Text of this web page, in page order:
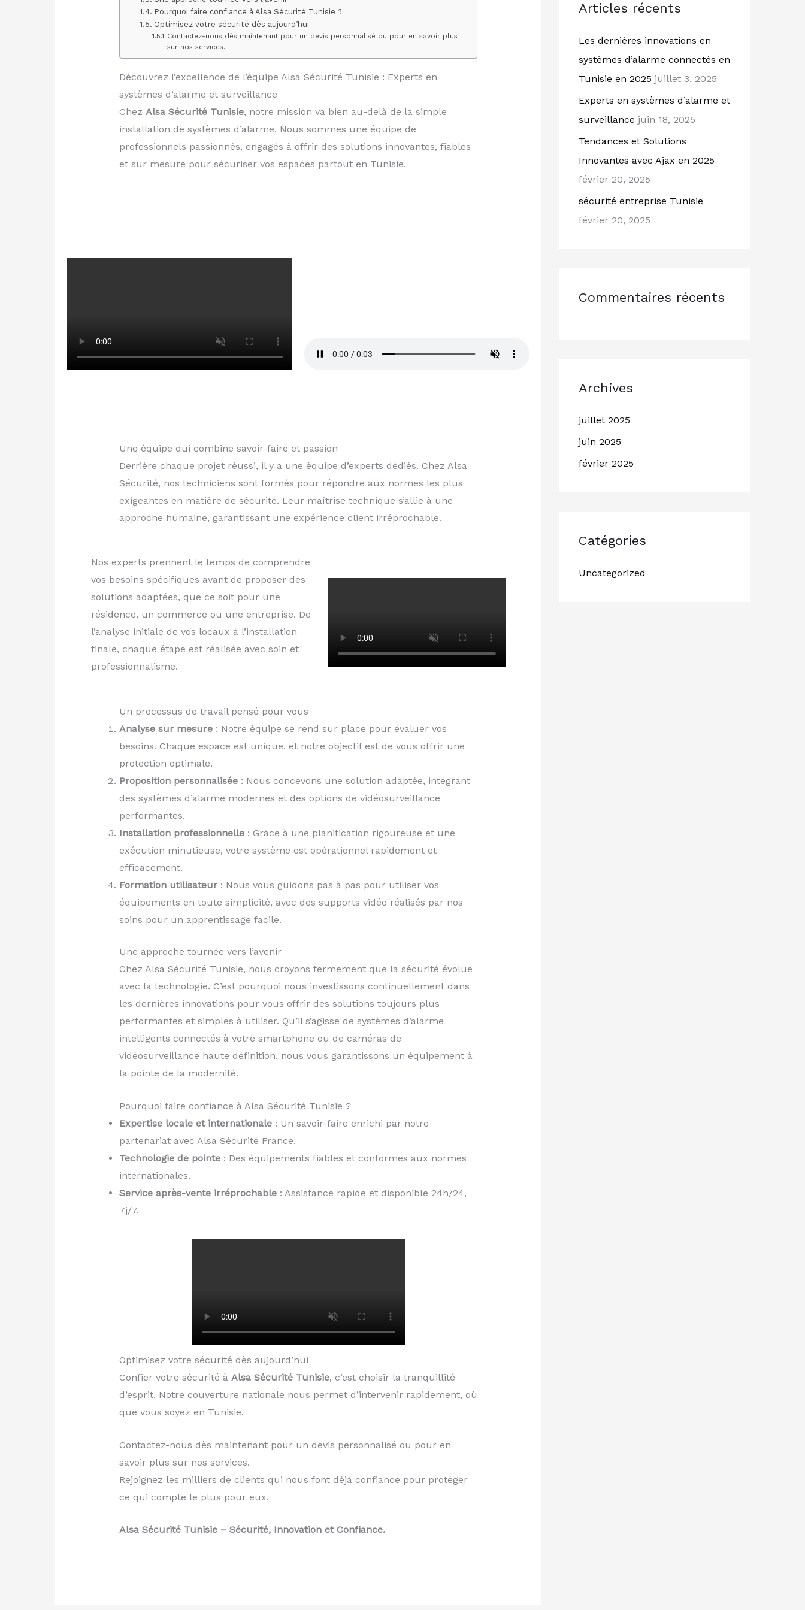
Pourquoi faire confiance à Alsa Sécurité Tunisie ?
Optimisez votre sécurité dès aujourd’hui
Contactez-nous dès maintenant pour un devis personnalisé ou pour en savoir plus
sur nos services.
Découvrez l’excellence de l’équipe Alsa Sécurité Tunisie : Experts en
systèmes d’alarme et surveillance
Chez Alsa Sécurité Tunisie, notre mission va bien au-delà de la simple
installation de systèmes d’alarme. Nous sommes une équipe de
professionnels passionnés, engagés à offrir des solutions innovantes, fiables
et sur mesure pour sécuriser vos espaces partout en Tunisie.
Une équipe qui combine savoir-faire et passion
Derrière chaque projet réussi, il y a une équipe d’experts dédiés. Chez Alsa
Sécurité, nos techniciens sont formés pour répondre aux normes les plus
exigeantes en matière de sécurité. Leur maîtrise technique s’allie à une
approche humaine, garantissant une expérience client irréprochable.
Nos experts prennent le temps de comprendre
vos besoins spécifiques avant de proposer des
solutions adaptées, que ce soit pour une
résidence, un commerce ou une entreprise. De
l’analyse initiale de vos locaux à l’installation
finale, chaque étape est réalisée avec soin et
professionnalisme.
Un processus de travail pensé pour vous
Analyse sur mesure: Notre équipe se rend sur place pour évaluer vos
besoins. Chaque espace est unique, et notre objectif est de vous offrir une
protection optimale.
Proposition personnalisée: Nous concevons une solution adaptée, intégrant
des systèmes d’alarme modernes et des options de vidéosurveillance
performantes.
Installation professionnelle: Grâce à une planification rigoureuse et une
exécution minutieuse, votre système est opérationnel rapidement et
efficacement.
Formation utilisateur: Nous vous guidons pas à pas pour utiliser vos
équipements en toute simplicité, avec des supports vidéo réalisés par nos
soins pour un apprentissage facile.
Une approche tournée vers l’avenir
Chez Alsa Sécurité Tunisie, nous croyons fermement que la sécurité évolue
avec la technologie. C’est pourquoi nous investissons continuellement dans
les dernières innovations pour vous offrir des solutions toujours plus
performantes et simples à utiliser. Qu’il s’agisse de systèmes d’alarme
intelligents connectés à votre smartphone ou de caméras de
vidéosurveillance haute définition, nous vous garantissons un équipement à
la pointe de la modernité.
Pourquoi faire confiance à Alsa Sécurité Tunisie ?
Expertise locale et internationale: Un savoir-faire enrichi par notre
partenariat avec Alsa Sécurité France.
Technologie de pointe: Des équipements fiables et conformes aux normes
internationales.
Service après-vente irréprochable: Assistance rapide et disponible 24h/24,
7j/7.
Optimisez votre sécurité dès aujourd’hui
Confier votre sécurité à Alsa Sécurité Tunisie, c’est choisir la tranquillité
d’esprit. Notre couverture nationale nous permet d’intervenir rapidement, où
que vous soyez en Tunisie.
Contactez-nous dès maintenant pour un devis personnalisé ou pour en
savoir plus sur nos services.
Rejoignez les milliers de clients qui nous font déjà confiance pour protéger
ce qui compte le plus pour eux.
Alsa Sécurité Tunisie – Sécurité, Innovation et Confiance.
e
c
h
e
r
:
Articles récents
Les dernières innovations en
systèmes d’alarme connectés en
Tunisie en 2025 juillet 3, 2025
Experts en systèmes d’alarme et
surveillance juin 18, 2025
Tendances et Solutions
Innovantes avec Ajax en 2025
février 20, 2025
sécurité entreprise Tunisie
février 20, 2025
Commentaires récents
Archives
juillet 2025
juin 2025
février 2025
Catégories
Uncategorized